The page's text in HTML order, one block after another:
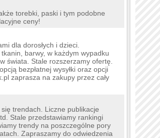
torebki, paski i tym podobne
ceny!
dla dorosłych i dzieci.
barwy, w każdym wypadku
świata. Stale rozszerzamy ofertę.
bezpłatnej wysyłki oraz opcji
zaprasza na zakupy przez cały
trendach. Liczne publikacje
Stale przedstawiamy rankingi
trendy na poszczególne pory
Zapraszamy do odwiedzenia